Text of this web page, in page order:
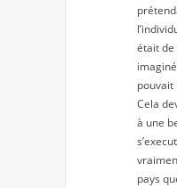
était de
Cela
à une
pays